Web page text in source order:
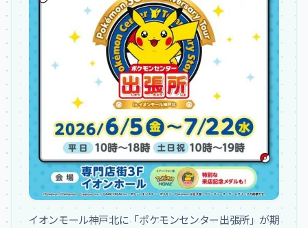
イオンモール神戸北に「ポケモンセンター出張所」が期